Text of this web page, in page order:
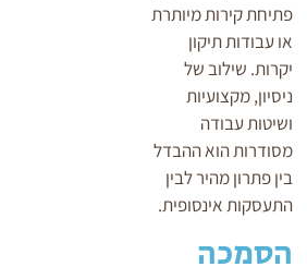
פתיחת קירות מיותרת
או עבודות תיקון
יקרות. שילוב של
ניסיון, מקצועיות
ושיטות עבודה
מסודרות הוא ההבדל
בין פתרון מהיר לבין
התעסקות אינסופית.
הסמכה